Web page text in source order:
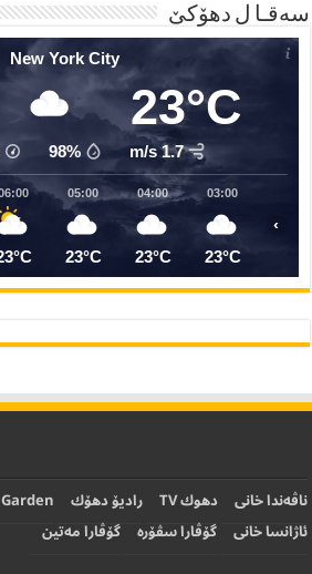
00:00
26°C
01:00
26°C
02:00
25°C
03:00
25°C